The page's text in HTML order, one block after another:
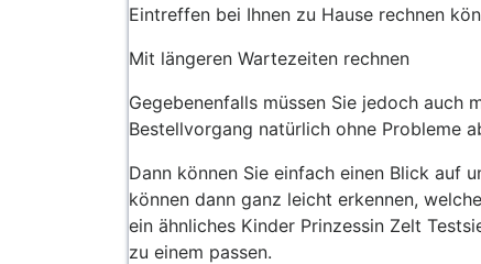
Eintreffen bei Ihnen zu Hause rechnen
Mit längeren Wartezeiten rechnen
Gegebenenfalls müssen Sie jedoch auch
Bestellvorgang natürlich ohne Probleme
Dann können Sie einfach einen Blick auf
können dann ganz leicht erkennen,
ein ähnliches Kinder Prinzessin Zelt
zu einem passen.